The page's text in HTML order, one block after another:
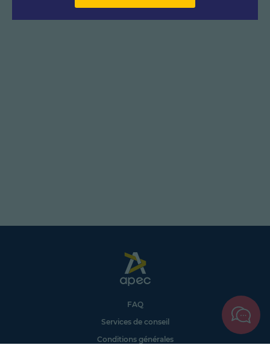
FAQ
Services de conseil
Conditions générales